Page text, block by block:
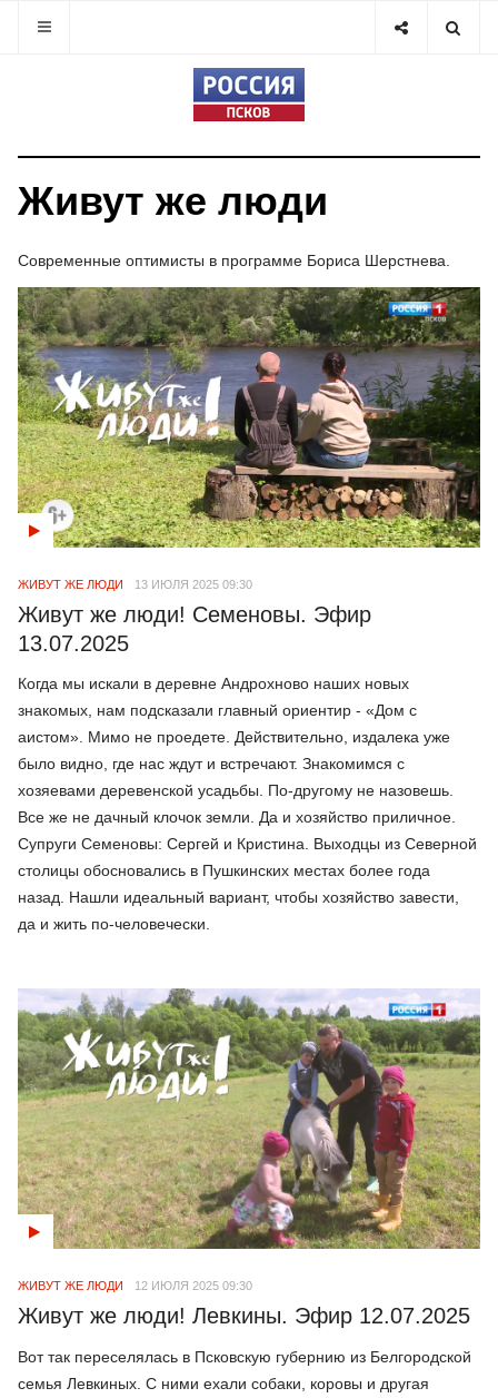
Живут же люди
Современные оптимисты в программе Бориса Шерстнева.
ЖИВУТ ЖЕ ЛЮДИ 13 ИЮЛЯ 2025 09:30
Живут же люди! Семеновы. Эфир
13.07.2025
Когда мы искали в деревне Андрохново наших новых
знакомых, нам подсказали главный ориентир - «Дом с
аистом». Мимо не проедете. Действительно, издалека уже
было видно, где нас ждут и встречают. Знакомимся с
хозяевами деревенской усадьбы. По-другому не назовешь.
Все же не дачный клочок земли. Да и хозяйство приличное.
Супруги Семеновы: Сергей и Кристина. Выходцы из Северной
столицы обосновались в Пушкинских местах более года
назад. Нашли идеальный вариант, чтобы хозяйство завести,
да и жить по-человечески.
ЖИВУТ ЖЕ ЛЮДИ 12 ИЮЛЯ 2025 09:30
Живут же люди! Левкины. Эфир 12.07.2025
Вот так переселялась в Псковскую губернию из Белгородской
семья Левкиных. С ними ехали собаки, коровы и другая